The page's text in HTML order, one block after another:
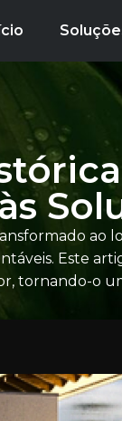
ao
Este
tornando-o